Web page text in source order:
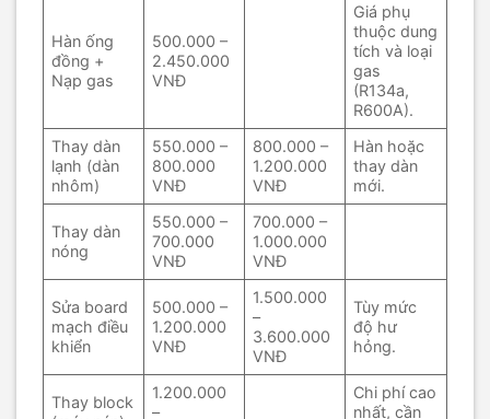
Hàn ống
đồng +
Nạp gas
500.000 –
2.450.000
VNĐ
Giá phụ
thuộc dung
tích và loại
gas
(R134a,
R600A).
Thay dàn
lạnh (dàn
nhôm)
550.000 –
800.000
VNĐ
800.000 –
1.200.000
VNĐ
Hàn hoặc
thay dàn
mới.
Thay dàn
nóng
550.000 –
700.000
VNĐ
700.000 –
1.000.000
VNĐ
Sửa board
mạch điều
khiển
500.000 –
1.200.000
VNĐ
1.500.000
–
3.600.000
VNĐ
Tùy mức
độ hư
hỏng.
Thay block
1.200.000
–
Chi phí cao
nhất, cần